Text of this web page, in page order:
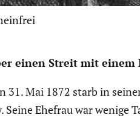
einen Streit mit
31. Mai 1872 starb in
Ehefrau war wenige